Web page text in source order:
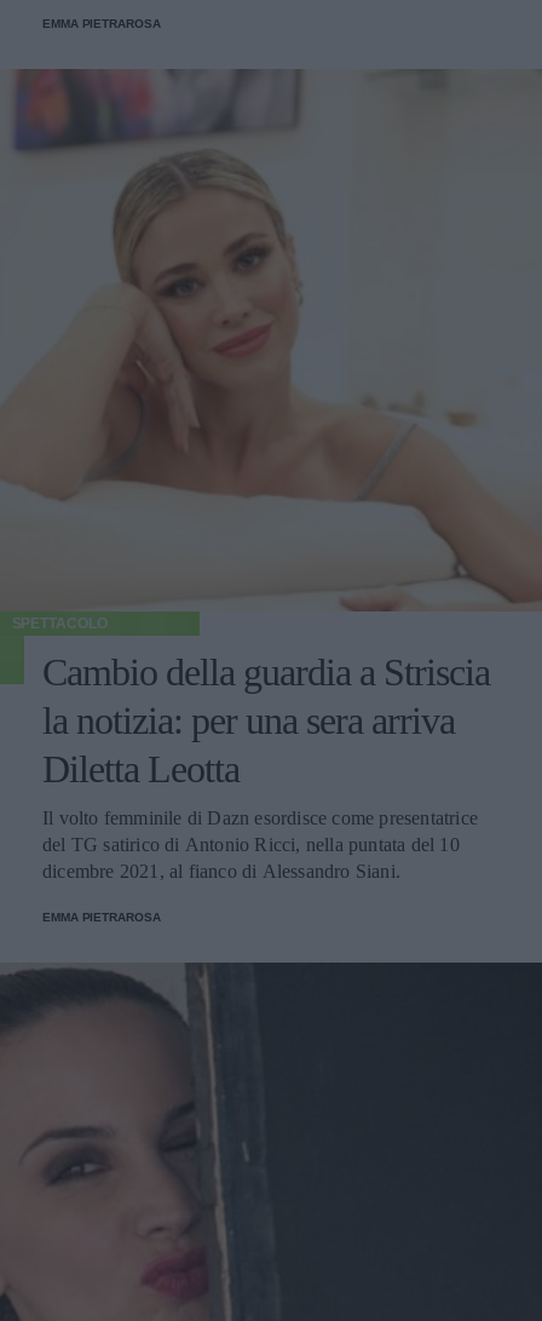
EMMA PIETRAROSA
SPETTACOLO
Cambio della guardia a Striscia
la notizia: per una sera arriva
Diletta Leotta
Il volto femminile di Dazn esordisce come presentatrice
del TG satirico di Antonio Ricci, nella puntata del 10
dicembre 2021, al fianco di Alessandro Siani.
EMMA PIETRAROSA